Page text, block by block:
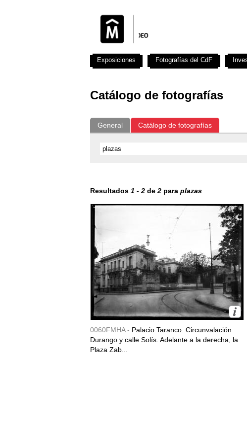
Catálogo de fotografías
General Catálogo de fotografías
Resultados 1 - 2 de 2 para plazas
0060FMHA - Palacio Taranco. Circunvalación
Durango y calle Solís. Adelante a la derecha, la
Plaza Zab...
Exposiciones Fotografías del CdF